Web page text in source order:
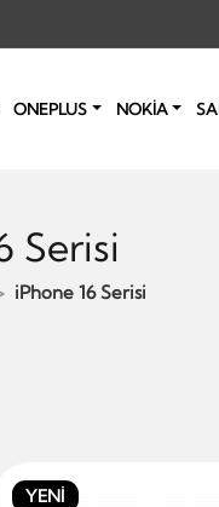
ONEPLUS NOKİA
Serisi
iPhone 16 Serisi
YENİ